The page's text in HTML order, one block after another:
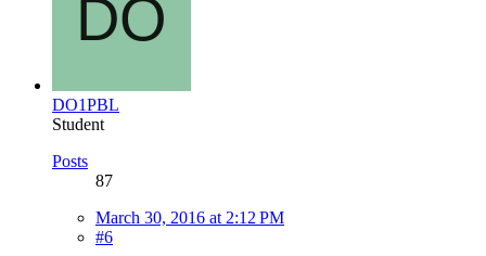
DO1PBL
Student
Posts
87
March 30, 2016 at 2:12 PM
#6